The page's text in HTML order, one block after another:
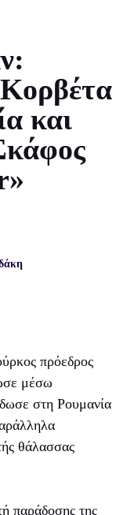
και
πρόεδρος
μέσω
στη Ρουμανία
θάλασσας
παράδοσης της